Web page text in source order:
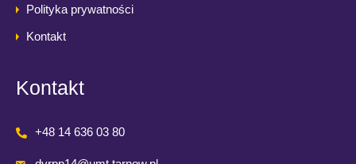
Polityka prywatności
Kontakt
Kontakt
+48 14 636 03 80